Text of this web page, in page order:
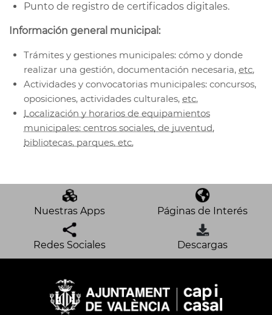
Punto de registro de certificados digitales.
Información general municipal:
Trámites y gestiones municipales: cómo y donde
realizar una gestión, documentación necesaria, etc.
Actividades y convocatorias municipales: concursos,
oposiciones, actividades culturales, etc.
Localización y horarios de equipamientos
municipales: centros sociales, de juventud,
bibliotecas, parques, etc.
Nuestras Apps Páginas de Interés
Redes Sociales Descargas